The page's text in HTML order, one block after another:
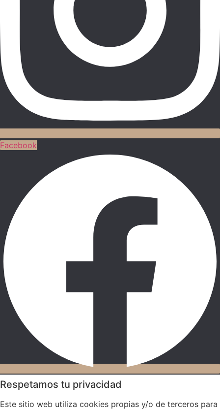
Facebook
Respetamos tu privacidad
Este sitio web utiliza cookies propias y/o de terceros para